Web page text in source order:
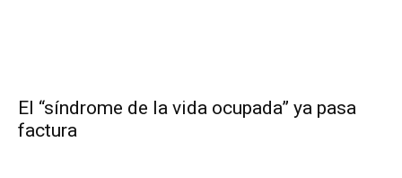
El “síndrome de la vida ocupada” ya pasa
factura